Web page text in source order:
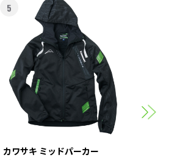
5
カワサキ ミッドパーカー
スポ